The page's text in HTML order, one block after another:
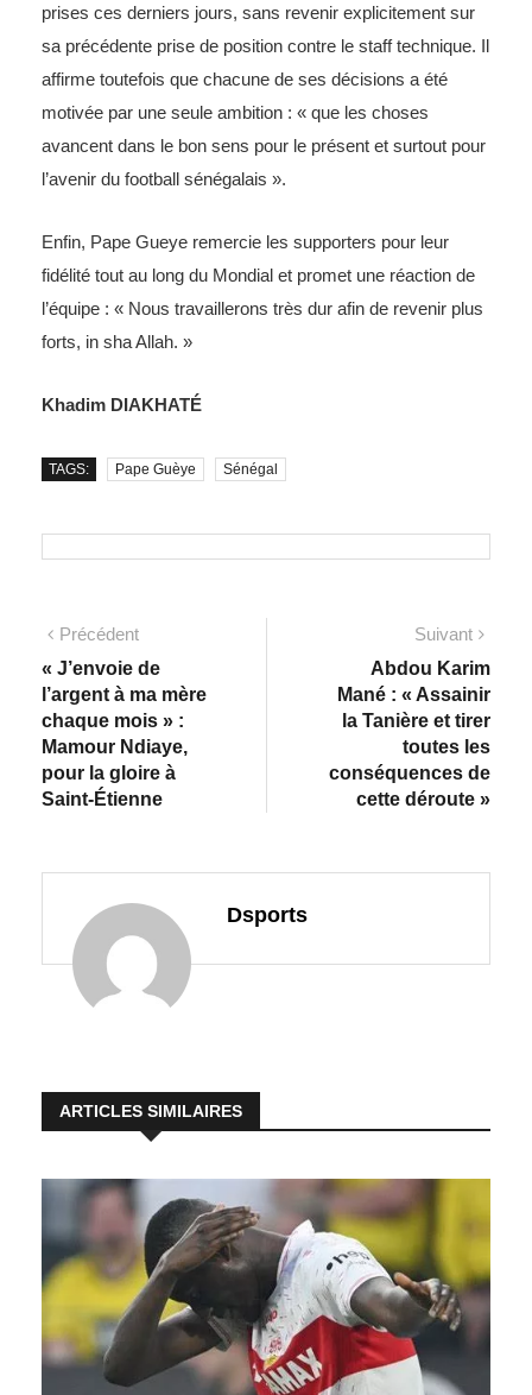
prises ces derniers jours, sans revenir explicitement sur
sa précédente prise de position contre le staff technique. Il
affirme toutefois que chacune de ses décisions a été
motivée par une seule ambition : « que les choses
avancent dans le bon sens pour le présent et surtout pour
l’avenir du football sénégalais ».
Enfin, Pape Gueye remercie les supporters pour leur
fidélité tout au long du Mondial et promet une réaction de
l’équipe : « Nous travaillerons très dur afin de revenir plus
forts, in sha Allah. »
Khadim DIAKHATÉ
TAGS: Pape Guèye Sénégal
Précédent
« J’envoie de
l’argent à ma mère
chaque mois » :
Mamour Ndiaye,
pour la gloire à
Saint-Étienne
Suivant
Abdou Karim
Mané : « Assainir
la Tanière et tirer
toutes les
conséquences de
cette déroute »
Dsports
ARTICLES SIMILAIRES